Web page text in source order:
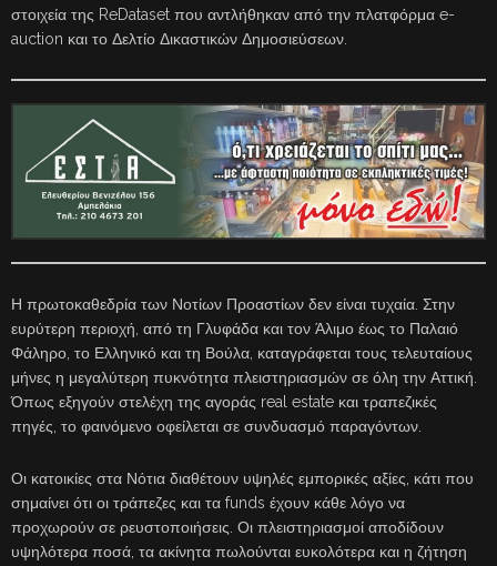
στοιχεία της ReDataset που αντλήθηκαν από την πλατφόρμα e-
auction και το Δελτίο Δικαστικών Δημοσιεύσεων.
Η πρωτοκαθεδρία των Νοτίων Προαστίων δεν είναι τυχαία. Στην
ευρύτερη περιοχή, από τη Γλυφάδα και τον Άλιμο έως το Παλαιό
Φάληρο, το Ελληνικό και τη Βούλα, καταγράφεται τους τελευταίους
μήνες η μεγαλύτερη πυκνότητα πλειστηριασμών σε όλη την Αττική.
Όπως εξηγούν στελέχη της αγοράς real estate και τραπεζικές
πηγές, το φαινόμενο οφείλεται σε συνδυασμό παραγόντων.
Οι κατοικίες στα Νότια διαθέτουν υψηλές εμπορικές αξίες, κάτι που
σημαίνει ότι οι τράπεζες και τα funds έχουν κάθε λόγο να
προχωρούν σε ρευστοποιήσεις. Οι πλειστηριασμοί αποδίδουν
υψηλότερα ποσά, τα ακίνητα πωλούνται ευκολότερα και η ζήτηση